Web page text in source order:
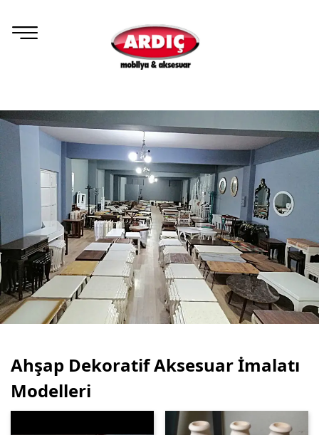
Ahşap Dekoratif Aksesuar İmalatı
Modelleri